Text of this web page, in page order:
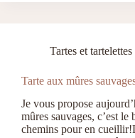
Tartes et tartelettes
Tarte aux mûres
Je vous propose
mûres sauvages, c’est
chemins pour en